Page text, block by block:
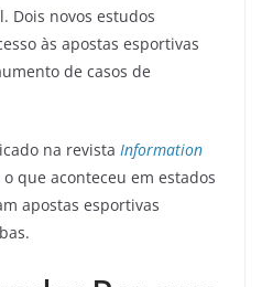
Dois novos estudos
às apostas esportivas
de casos de
na revista Information
que aconteceu em estados
apostas esportivas